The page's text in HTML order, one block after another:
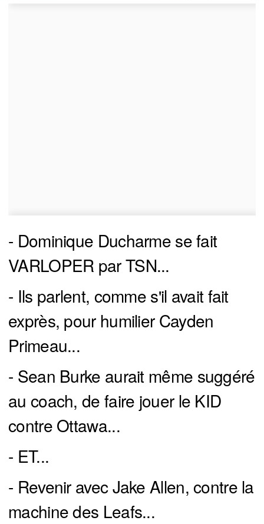
- Dominique Ducharme se fait
VARLOPER par TSN...
- Ils parlent, comme s'il avait fait
exprès, pour humilier Cayden
Primeau...
- Sean Burke aurait même suggéré
au coach, de faire jouer le KID
contre Ottawa...
- ET...
- Revenir avec Jake Allen, contre la
machine des Leafs...